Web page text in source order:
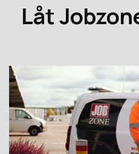
Låt